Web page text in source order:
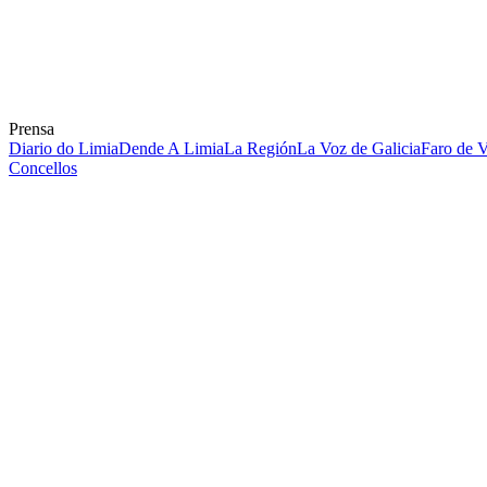
Prensa
Diario do LimiaDende A LimiaLa RegiónLa Voz de GaliciaFaro de
Concellos